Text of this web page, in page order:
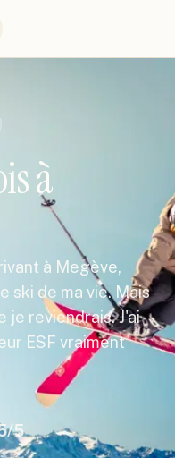
à
à Megève,
ski de ma vie. Mais
je reviendrais. J'ai
ESF vraiment
/5